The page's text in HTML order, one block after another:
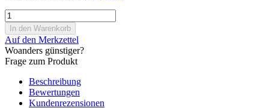
Auf den Merkzettel
Woanders günstiger?
Frage zum Produkt
Beschreibung
Bewertungen
Kundenrezensionen